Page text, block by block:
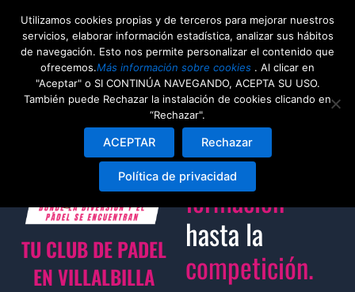
contenido
El club donde
disfrutamos
desde la
formación
hasta la
competición.
TU CLUB DE PADEL
EN VILLALBILLA
Utilizamos cookies propias y de terceros para mejorar nuestros
servicios, elaborar información estadística, analizar sus hábitos
de navegación. Esto nos permite personalizar el contenido que
ofrecemos.Más información sobre cookies . Al clicar en
"Aceptar" o SI CONTINÚA NAVEGANDO, ACEPTA SU USO.
También puede Rechazar la instalación de cookies clicando en
“Rechazar".
ACEPTAR Rechazar
Política de privacidad